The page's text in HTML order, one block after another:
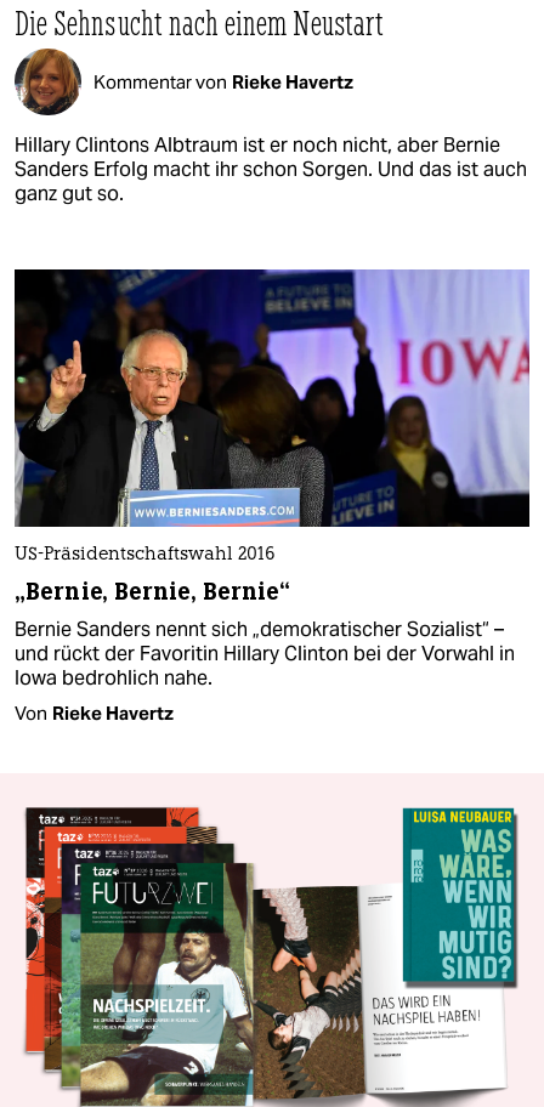
Die Sehnsucht nach einem Neustart
Kommentar von Rieke Havertz
Hillary Clintons Albtraum ist er noch nicht, aber Bernie
Sanders Erfolg macht ihr schon Sorgen. Und das ist auch
ganz gut so.
US-Präsidentschaftswahl 2016
„Bernie, Bernie, Bernie“
Bernie Sanders nennt sich „demokratischer Sozialist“ –
und rückt der Favoritin Hillary Clinton bei der Vorwahl in
Iowa bedrohlich nahe.
Von Rieke Havertz